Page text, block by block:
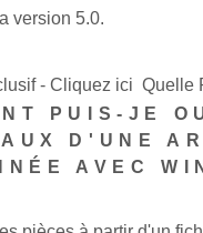
version 5.0.
- Cliquez ici Quelle
PUIS-JE
D'UNE
AVEC